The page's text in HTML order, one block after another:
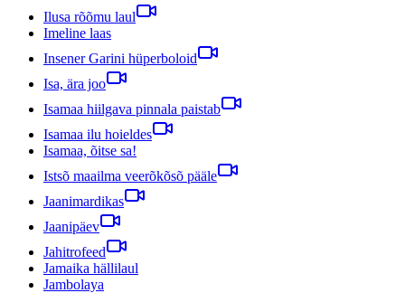
Ilusa rõõmu laul
Imeline laas
Insener Garini hüperboloid
Isa, ära joo
Isamaa hiilgava pinnala paistab
Isamaa ilu hoieldes
Isamaa, õitse sa!
Istsõ maailma veerõkõsõ pääle
Jaanimardikas
Jaanipäev
Jahitrofeed
Jamaika hällilaul
Jambolaya